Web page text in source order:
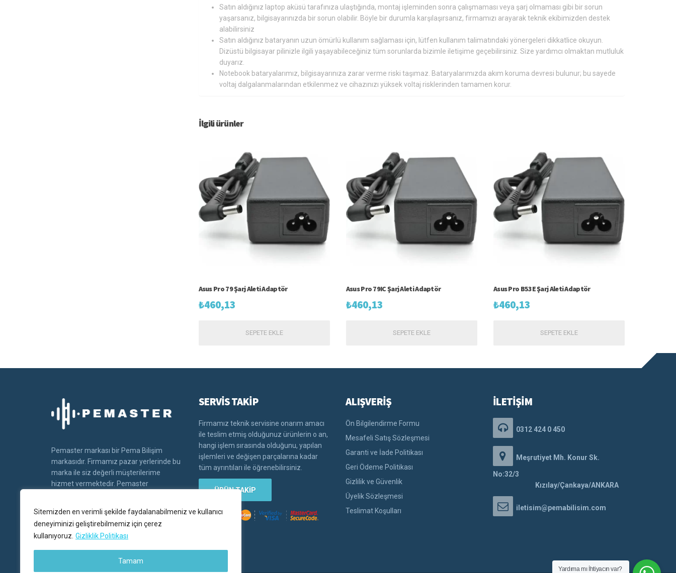
Sitemizden en verimli şekilde faydalanabilmeniz ve kullanıcı
deneyiminizi geliştirebilmemiz için çerez
kullanıyoruz. Gizliklik Politikası
Tamam
Satın aldığınız laptop aküsü tarafınıza ulaştığında, montaj işleminden sonra çalışmaması veya şarj olmaması gibi bir sorun
yaşarsanız, bilgisayarınızda bir sorun olabilir. Böyle bir durumla karşılaşırsanız, firmamızı arayarak teknik ekibimizden destek
alabilirsiniz
Satın aldığınız bataryanın uzun ömürlü kullanım sağlaması için, lütfen kullanım talimatındaki yönergeleri dikkatlice okuyun.
Dizüstü bilgisayar pilinizle ilgili yaşayabileceğiniz tüm sorunlarda bizimle iletişime geçebilirsiniz. Size yardımcı olmaktan mutluluk
duyarız.
Notebook bataryalarımız, bilgisayarınıza zarar verme riski taşımaz. Bataryalarımızda akım koruma devresi bulunur; bu sayede
voltaj dalgalanmalarından etkilenmez ve cihazınızı yüksek voltaj risklerinden tamamen korur.
İlgili ürünler
Asus Pro 79 Şarj Aleti Adaptör
₺460,13
SEPETE EKLE
Asus Pro 79IC Şarj Aleti Adaptör
₺460,13
SEPETE EKLE
Asus Pro B53E Şarj Aleti Adaptör
₺460,13
SEPETE EKLE
Pemaster markası bir Pema Bilişim
markasıdır. Firmamız pazar yerlerinde bu
marka ile siz değerli müşterilerime
hizmet vermektedir. Pemaster
SERVİS TAKİP
Firmamız teknik servisine onarım amacı
ile teslim etmiş olduğunuz ürünlerin o an,
hangi işlem sırasında olduğunu, yapılan
işlemleri ve değişen parçalarına kadar
tüm ayrıntıları ile öğrenebilirsiniz.
ÜRÜN TAKİP
ALIŞVERİŞ
Ön Bilgilendirme Formu
Mesafeli Satış Sözleşmesi
Garanti ve İade Politikası
Geri Ödeme Politikası
Gizlilik ve Güvenlik
Üyelik Sözleşmesi
Teslimat Koşulları
İLETİŞİM
0312 424 0 450
Meşrutiyet Mh. Konur Sk.
No:32/3
Kızılay/Çankaya/ANKARA
iletisim@pemabilisim.com
Yardıma mı İhtiyacın var?